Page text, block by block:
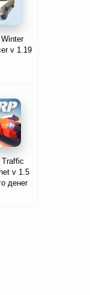
v 1.19
Traffic
v 1.5
денег